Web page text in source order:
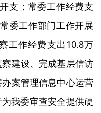
支；常委工作经费支
委工作部门工作开展
工作经费支出10.8万
建设、完成基层信访
案管理信息中心运营
我委审查安全提供硬